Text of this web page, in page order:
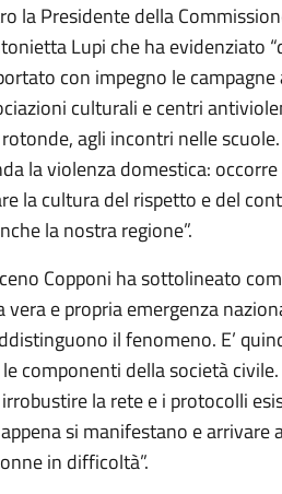
la Presidente della
Lupi che ha evidenziato
con impegno le
culturali e centri
agli incontri nelle
la violenza domestica:
la cultura del rispetto e del
la nostra regione”.
Copponi ha sottolineato
e propria emergenza
il fenomeno. E’
componenti della società
la rete e i protocolli
si manifestano e arrivare
in difficoltà”.